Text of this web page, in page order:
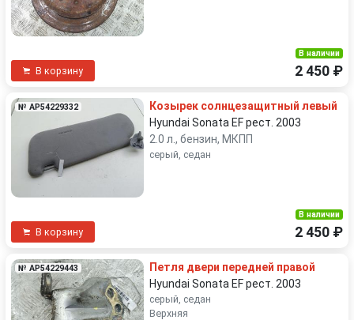
В корзину
В наличии
2 450 ₽
№ AP54229332
Козырек солнцезащитный левый
Hyundai Sonata EF рест. 2003
2.0 л., бензин, МКПП
серый, седан
В корзину
В наличии
2 450 ₽
№ AP54229443
Петля двери передней правой
Hyundai Sonata EF рест. 2003
серый, седан
Верхняя